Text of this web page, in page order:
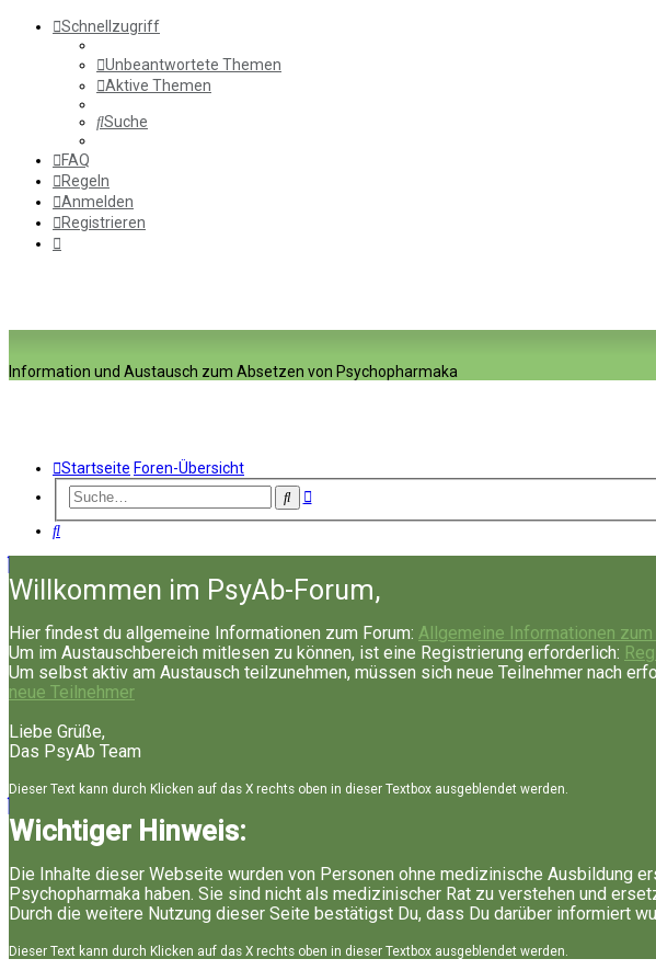
Schnellzugriff
Unbeantwortete Themen
Aktive Themen
Suche
FAQ
Regeln
Anmelden
Registrieren
Information und Austausch zum Absetzen von Psychopharmaka
Startseite Foren-Übersicht
SucheErweiterte
Suche
Willkommen im PsyAb-Forum,
Hier findest du allgemeine Informationen zum Forum: Allgemeine Informationen zum
Um im Austauschbereich mitlesen zu können, ist eine Registrierung erforderlich:
Um selbst aktiv am Austausch teilzunehmen, müssen sich neue Teilnehmer nach
neue Teilnehmer
Liebe Grüße,
Das PsyAb Team
Dieser Text kann durch Klicken auf das X rechts oben in dieser Textbox ausgeblendet werden.
Wichtiger Hinweis:
Die Inhalte dieser Webseite wurden von Personen ohne medizinische Ausbildung
Psychopharmaka haben. Sie sind nicht als medizinischer Rat zu verstehen und
Durch die weitere Nutzung dieser Seite bestätigst Du, dass Du darüber informiert
Dieser Text kann durch Klicken auf das X rechts oben in dieser Textbox ausgeblendet werden.